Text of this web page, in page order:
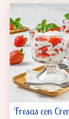
Fresas con